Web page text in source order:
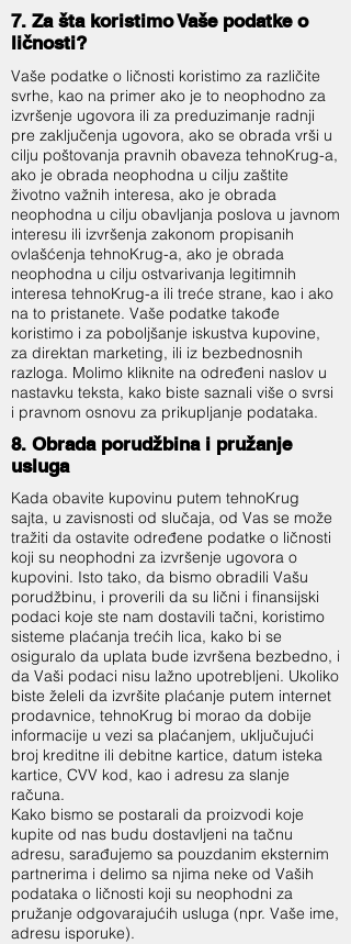
7. Za šta koristimo Vaše podatke o
ličnosti?
Vaše podatke o ličnosti koristimo za različite
svrhe, kao na primer ako je to neophodno za
izvršenje ugovora ili za preduzimanje radnji
pre zaključenja ugovora, ako se obrada vrši u
cilju poštovanja pravnih obaveza tehnoKrug-a,
ako je obrada neophodna u cilju zaštite
životno važnih interesa, ako je obrada
neophodna u cilju obavljanja poslova u javnom
interesu ili izvršenja zakonom propisanih
ovlašćenja tehnoKrug-a, ako je obrada
neophodna u cilju ostvarivanja legitimnih
interesa tehnoKrug-a ili treće strane, kao i ako
na to pristanete. Vaše podatke takođe
koristimo i za poboljšanje iskustva kupovine,
za direktan marketing, ili iz bezbednosnih
razloga. Molimo kliknite na određeni naslov u
nastavku teksta, kako biste saznali više o svrsi
i pravnom osnovu za prikupljanje podataka.
8. Obrada porudžbina i pružanje
usluga
Kada obavite kupovinu putem tehnoKrug
sajta, u zavisnosti od slučaja, od Vas se može
tražiti da ostavite određene podatke o ličnosti
koji su neophodni za izvršenje ugovora o
kupovini. Isto tako, da bismo obradili Vašu
porudžbinu, i proverili da su lični i finansijski
podaci koje ste nam dostavili tačni, koristimo
sisteme plaćanja trećih lica, kako bi se
osiguralo da uplata bude izvršena bezbedno, i
da Vaši podaci nisu lažno upotrebljeni. Ukoliko
biste želeli da izvršite plaćanje putem internet
prodavnice, tehnoKrug bi morao da dobije
informacije u vezi sa plaćanjem, uključujući
broj kreditne ili debitne kartice, datum isteka
kartice, CVV kod, kao i adresu za slanje
računa.
Kako bismo se postarali da proizvodi koje
kupite od nas budu dostavljeni na tačnu
adresu, sarađujemo sa pouzdanim eksternim
partnerima i delimo sa njima neke od Vaših
podataka o ličnosti koji su neophodni za
pružanje odgovarajućih usluga (npr. Vaše ime,
adresu isporuke).